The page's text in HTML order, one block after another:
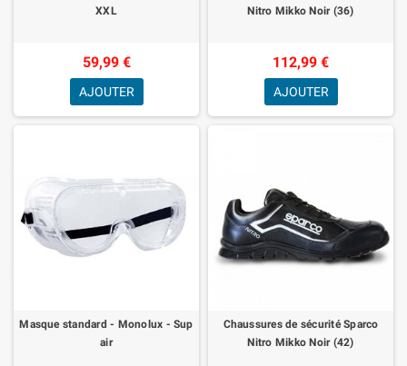
XXL
59,99 €
AJOUTER
Nitro Mikko Noir (36)
112,99 €
AJOUTER
Masque standard - Monolux - Sup
air
Chaussures de sécurité Sparco
Nitro Mikko Noir (42)